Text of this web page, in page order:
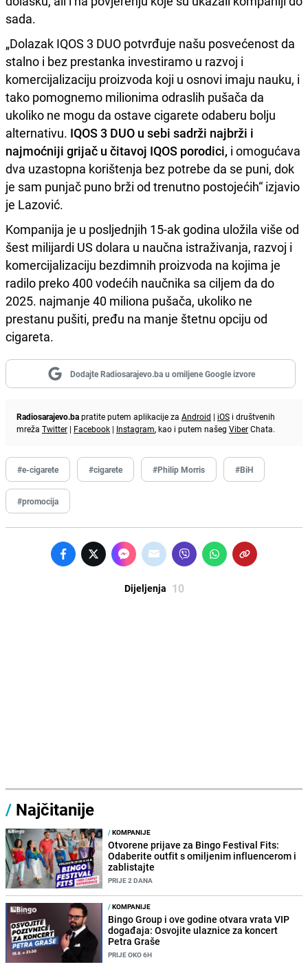
sada.
„Dolazak IQOS 3 DUO potvrđuje našu posvećenost da
stalno i bez prestanka investiramo u razvoj i
komercijalizaciju proizvoda koji u osnovi imaju nauku, i
tako pomognemo milionima odraslih pušača da
ukoliko ne mogu da ostave cigarete odaberu bolju
alternativu. IQOS 3 DUO u sebi sadrži najbrži i
najmoćniji grijač u čitavoj IQOS porodici, i omogućava
dva uzastopna korištenja bez potrebe da se puni, dok
je sam punjač puno brži od trenutno postojećih“ izjavio
je Lazović.
Kompanija je u posljednjih 15-ak godina uložila više od
šest milijardi US dolara u naučna istraživanja, razvoj i
komercijalizaciju bezdimnih proizvoda na kojima je
radilo preko 400 vodećih naučnika sa ciljem da do
2025. najmanje 40 miliona pušača, ukoliko ne
prestanu pušiti, pređu na manje štetnu opciju od
cigareta.
Dodajte Radiosarajevo.ba u omiljene Google izvore
Radiosarajevo.bapratite putem aplikacije za Android | iOS i društvenih
mreža Twitter | Facebook | Instagram, kao i putem našeg ViberChata.
#e-cigarete #cigarete #Philip Morris #BiH
#promocija
Dijeljenja 10
/ Najčitanije
/KOMPANIJE
Otvorene prijave za Bingo Festival Fits:
Odaberite outfit s omiljenim influencerom i
zablistajte
PRIJE 2 DANA
/KOMPANIJE
Bingo Group i ove godine otvara vrata VIP
događaja: Osvojite ulaznice za koncert
Petra Graše
PRIJE OKO 6H